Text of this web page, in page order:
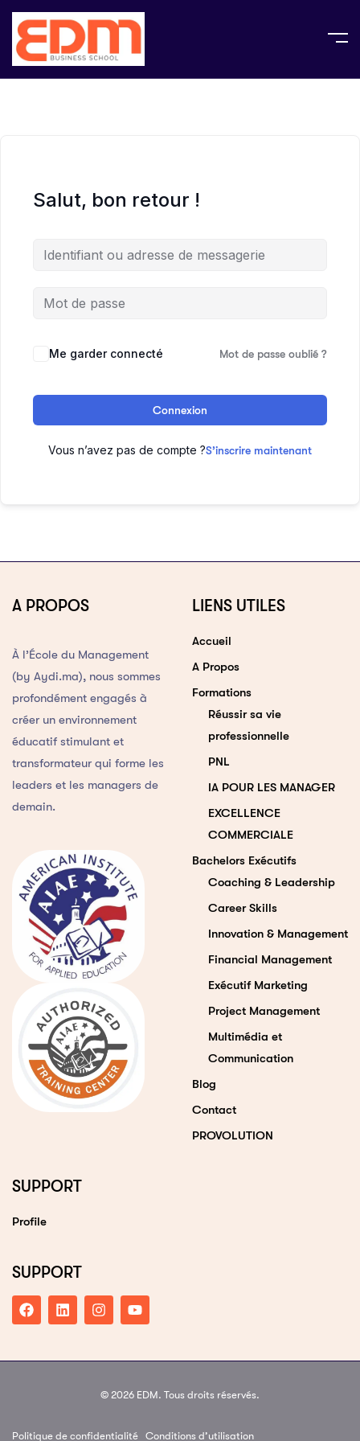
Salut, bon retour !
Me garder connecté Mot de passe oublié ?
Connexion
Vous n’avez pas de compte ?S’inscrire maintenant
A PROPOS
À l’École du Management
(by Aydi.ma), nous sommes
profondément engagés à
créer un environnement
éducatif stimulant et
transformateur qui forme les
leaders et les managers de
demain.
LIENS UTILES
Accueil
A Propos
Formations
Réussir sa vie
professionnelle
PNL
IA POUR LES MANAGER
EXCELLENCE
COMMERCIALE
Bachelors Exécutifs
Coaching & Leadership
Career Skills
Innovation & Management
Financial Management
Exécutif Marketing
Project Management
Multimédia et
Communication
Blog
Contact
PROVOLUTION
SUPPORT
Profile
SUPPORT
© 2026 EDM. Tous droits réservés.
Politique de confidentialité Conditions d’utilisation